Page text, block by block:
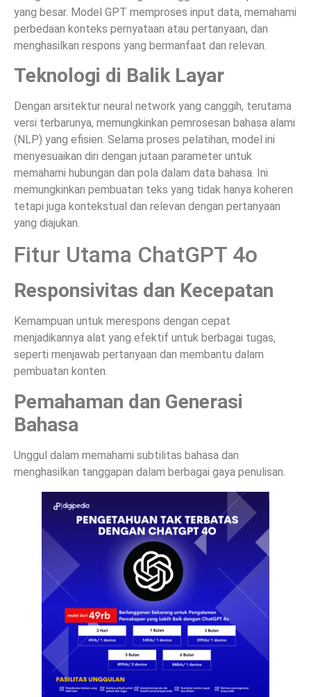
yang besar. Model GPT memproses input data, memahami
perbedaan konteks pernyataan atau pertanyaan, dan
menghasilkan respons yang bermanfaat dan relevan.
Teknologi di Balik Layar
Dengan arsitektur neural network yang canggih, terutama
versi terbarunya, memungkinkan pemrosesan bahasa alami
(NLP) yang efisien. Selama proses pelatihan, model ini
menyesuaikan diri dengan jutaan parameter untuk
memahami hubungan dan pola dalam data bahasa. Ini
memungkinkan pembuatan teks yang tidak hanya koheren
tetapi juga kontekstual dan relevan dengan pertanyaan
yang diajukan.
Fitur Utama ChatGPT 4o
Responsivitas dan Kecepatan
Kemampuan untuk merespons dengan cepat
menjadikannya alat yang efektif untuk berbagai tugas,
seperti menjawab pertanyaan dan membantu dalam
pembuatan konten.
Pemahaman dan Generasi
Bahasa
Unggul dalam memahami subtilitas bahasa dan
menghasilkan tanggapan dalam berbagai gaya penulisan.